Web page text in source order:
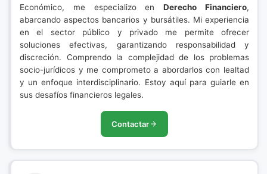
Económico, me especializo enDerecho Financiero,
abarcando aspectos bancarios y bursátiles. Mi experiencia
en el sector público y privado me permite ofrecer
soluciones efectivas, garantizando responsabilidad y
discreción. Comprendo la complejidad de los problemas
socio-jurídicos y me comprometo a abordarlos con lealtad
y un enfoque interdisciplinario. Estoy aquí para guiarle en
sus desafíos financieros legales.
Contactar